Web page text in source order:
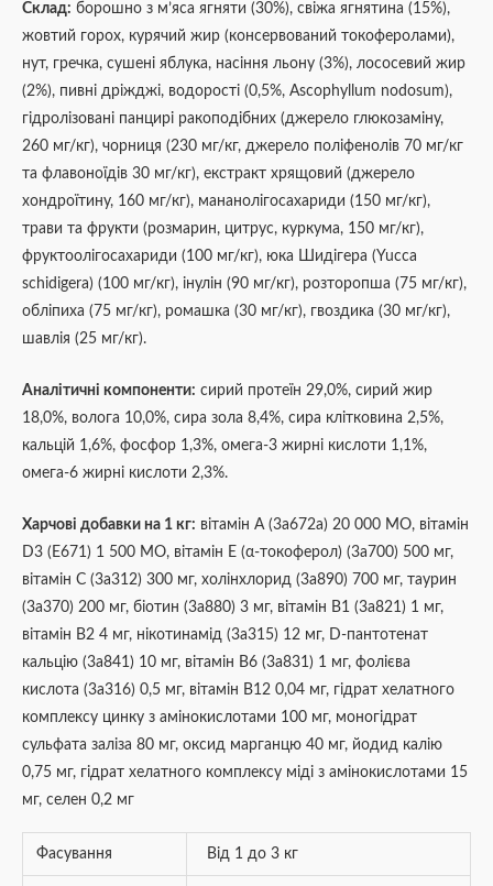
Склад: борошно з м’яса ягняти (30%), свіжа ягнятина (15%),
жовтий горох, курячий жир (консервований токоферолами),
нут, гречка, сушені яблука, насіння льону (3%), лососевий жир
(2%), пивні дріжджі, водорості (0,5%, Ascophyllum nodosum),
гідролізовані панцирі ракоподібних (джерело глюкозаміну,
260 мг/кг), чорниця (230 мг/кг, джерело поліфенолів 70 мг/кг
та флавоноїдів 30 мг/кг), екстракт хрящовий (джерело
хондроїтину, 160 мг/кг), мананолігосахариди (150 мг/кг),
трави та фрукти (розмарин, цитрус, куркума, 150 мг/кг),
фруктоолігосахариди (100 мг/кг), юка Шидігера (Yucca
schidigera) (100 мг/кг), інулін (90 мг/кг), розторопша (75 мг/кг),
обліпиха (75 мг/кг), ромашка (30 мг/кг), гвоздика (30 мг/кг),
шавлія (25 мг/кг).
Аналітичні компоненти: сирий протеїн 29,0%, сирий жир
18,0%, волога 10,0%, сира зола 8,4%, сира клітковина 2,5%,
кальцій 1,6%, фосфор 1,3%, омега-3 жирні кислоти 1,1%,
омега-6 жирні кислоти 2,3%.
Харчові добавки на 1 кг: вітамін A (3a672a) 20 000 МО, вітамін
D3 (E671) 1 500 МО, вітамін E (α-токоферол) (3a700) 500 мг,
вітамін C (3a312) 300 мг, холінхлорид (3a890) 700 мг, таурин
(3a370) 200 мг, біотин (3a880) 3 мг, вітамін B1 (3a821) 1 мг,
вітамін B2 4 мг, нікотинамід (3a315) 12 мг, D-пантотенат
кальцію (3a841) 10 мг, вітамін B6 (3a831) 1 мг, фолієва
кислота (3a316) 0,5 мг, вітамін B12 0,04 мг, гідрат хелатного
комплексу цинку з амінокислотами 100 мг, моногідрат
сульфата заліза 80 мг, оксид марганцю 40 мг, йодид калію
0,75 мг, гідрат хелатного комплексу міді з амінокислотами 15
мг, селен 0,2 мг
Фасування Від 1 до 3 кг